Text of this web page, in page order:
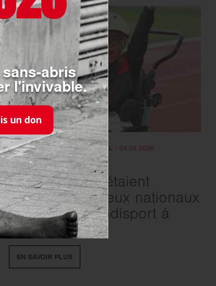
SANITAIRE -MÉDICO-SOCIAL - 04.06.2026
Huit jeunes de
Roquetaillade étaient
présents aux Jeux nationaux
de l’Avenir Handisport à
Valence
EN SAVOIR PLUS
abris
l'invivable.
un don